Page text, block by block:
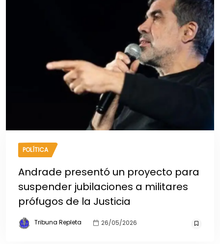
POLÍTICA
Andrade presentó un proyecto para
suspender jubilaciones a militares
prófugos de la Justicia
Tribuna Repleta 26/05/2026